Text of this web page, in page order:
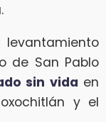
levantamiento
de San Pablo
sin vida en
y el